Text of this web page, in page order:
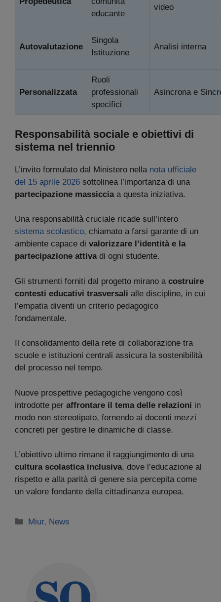
educante
video
Autovalutazione
Singola
Istituzione
Analisi interna
Personalizzata
Ruoli
professionali
specifici
Asincrona e
Responsabilità sociale e obiettivi di
sistema nel triennio
L’invito formulato dal Ministero nella nota ufficiale
del 15 aprile 2026 sottolinea l’importanza di una
partecipazione massicciaa questa iniziativa.
Una responsabilità cruciale ricade sull’intero
sistema scolastico, chiamato a farsi garante di un
ambiente capace di valorizzare l’identità e la
partecipazione attivadi ogni studente.
Gli strumenti forniti dal progetto mirano a costruire
contesti educativi trasversali alle discipline, in cui
l’empatia diventi un criterio pedagogico
fondamentale.
Il consolidamento della rete di collaborazione tra
scuole e istituzioni centrali assicura la sostenibilità
del processo nel tempo.
Nuove prospettive pedagogiche vengono così
introdotte per affrontare il tema delle relazioni in
modo non stereotipato, fornendo ai docenti mezzi
concreti per gestire le dinamiche di classe.
L’obiettivo ultimo rimane il raggiungimento di una
cultura scolastica inclusiva, dove l’educazione al
rispetto e alla parità di genere sia percepita come
un valore fondante della cittadinanza europea.
Categorie
Miur, News